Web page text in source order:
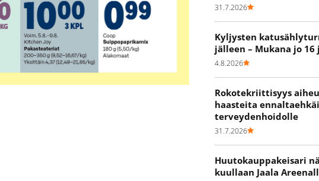
31.7.2026
Kyljysten
jälleen – Mukana jo
4.8.2026
Rokotekriittisyys
haasteita
terveydenhoidolle
31.7.2026
Huutokauppakeisari
kuullaan Jaala